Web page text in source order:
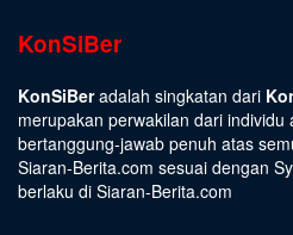
KonSiBer
KonSiBeradalah singkatan dari
merupakan perwakilan dari individu
bertanggung-jawab penuh atas
Siaran-Berita.com sesuai dengan
berlaku di Siaran-Berita.com